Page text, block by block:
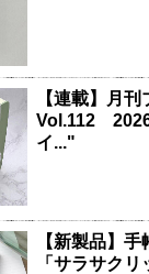
【連載】月
Vol.112
イ..."
【新製品】
「サラサク